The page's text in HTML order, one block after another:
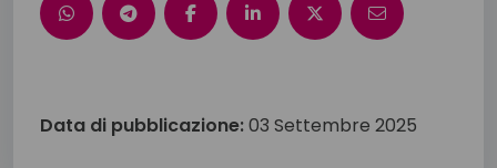
Data di pubblicazione:03 Settembre 2025